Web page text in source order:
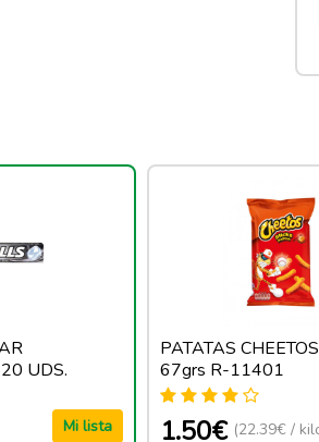
UDS.
Mi lista
PATATAS
67grs R-11401
1.50€ (22.39€ /